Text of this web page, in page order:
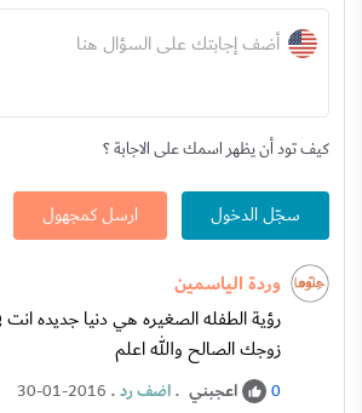
أضف إجابتك على السؤال هنا
كيف تود أن يظهر اسمك على الاجابة ؟
سجّل الدخول ارسل كمجهول
وردة الياسمين
رؤية الطفله الصغيره هي دنيا جديده
زوجك الصالح والله اعلم
0 اعجبني .اضف رد.
30-01-2016